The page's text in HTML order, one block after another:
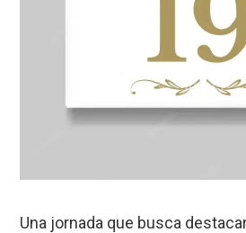
Una jornada que busca